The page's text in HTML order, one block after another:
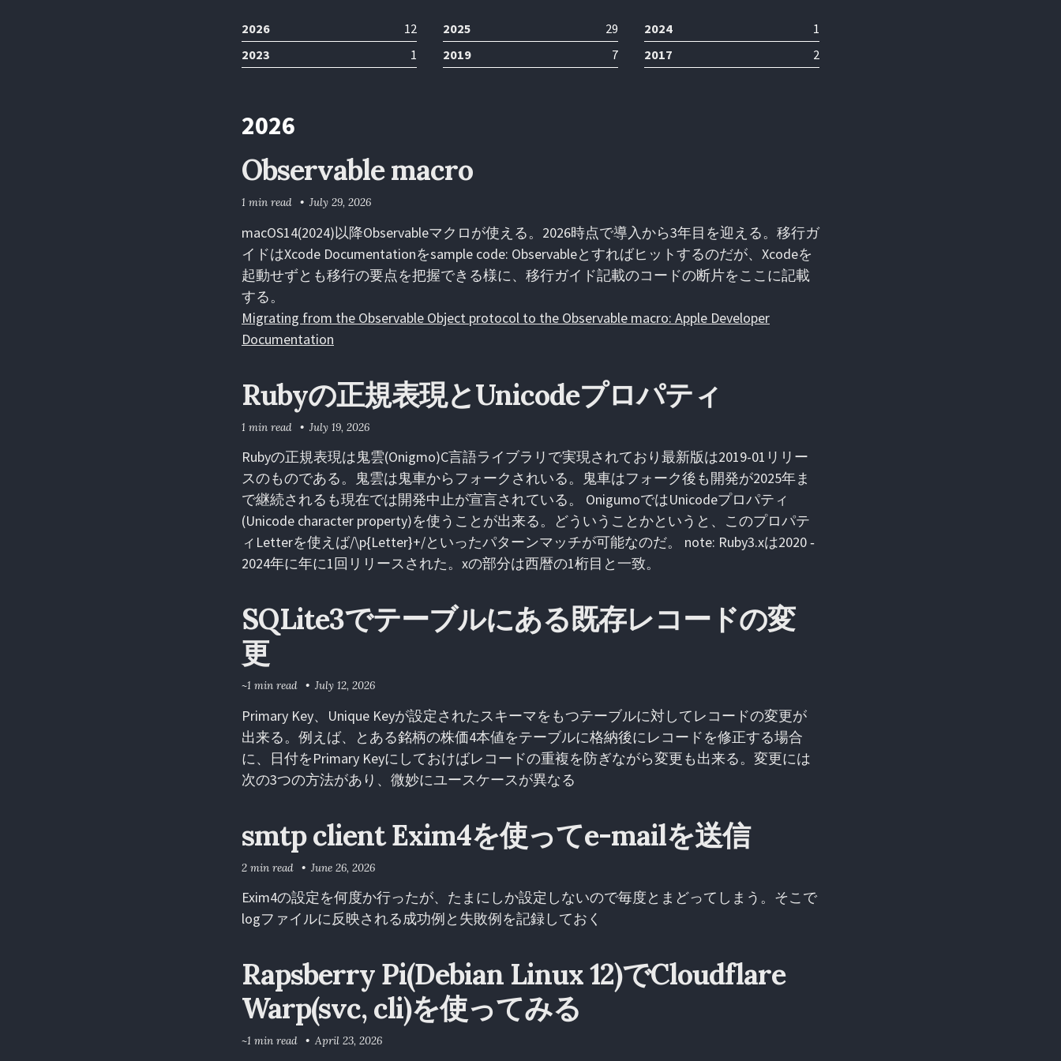
2026 12 2025 29 2024
1
2023
1 2019 7 2017 2
2026
Observable macro
macOS14(2024)以降Observableマクロが使える。2026時点で導入から3年目を迎える。移行ガ
イドはXcode Documentationをsample code: Observableとすればヒットするのだが、Xcodeを
起動せずとも移行の要点を把握できる様に、移行ガイド記載のコードの断片をここに記載
する。
Migrating from the Observable Object protocol to the Observable macro: Apple Developer
Documentation
1 min read July 29, 2026
Rubyの正規表現とUnicodeプロパティ
Rubyの正規表現は鬼雲(Onigmo)C言語ライブラリで実現されており最新版は2019-01リリー
スのものである。鬼雲は鬼車からフォークされいる。鬼車はフォーク後も開発が2025年ま
で継続されるも現在では開発中止が宣言されている。 OnigumoではUnicodeプロパティ
(Unicode character property)を使うことが出来る。どういうことかというと、このプロパテ
ィLetterを使えば/\p{Letter}+/といったパターンマッチが可能なのだ。 note: Ruby3.xは2020 ‐
2024年に年に1回リリースされた。xの部分は西暦の1桁目と一致。
1 min read July 19, 2026
SQLite3でテーブルにある既存レコードの変
更
Primary Key、Unique Keyが設定されたスキーマをもつテーブルに対してレコードの変更が
出来る。例えば、とある銘柄の株価4本値をテーブルに格納後にレコードを修正する場合
に、日付をPrimary Keyにしておけばレコードの重複を防ぎながら変更も出来る。変更には
次の3つの方法があり、微妙にユースケースが異なる
~1 min read July 12, 2026
smtp client Exim4を使ってe-mailを送信
Exim4の設定を何度か行ったが、たまにしか設定しないので毎度とまどってしまう。そこで
logファイルに反映される成功例と失敗例を記録しておく
2 min read June 26, 2026
Rapsberry Pi(Debian Linux 12)でCloudflare
Warp(svc, cli)を使ってみる
~1 min read April 23, 2026